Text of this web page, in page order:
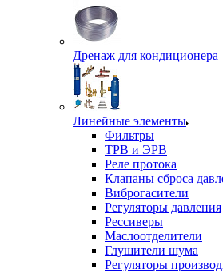
Дренаж для кондиционера
Линейные элементы
Фильтры
ТРВ и ЭРВ
Реле протока
Клапаны сброса
Виброгасители
Регуляторы давления
Рессиверы
Маслоотделители
Глушители шума
Регуляторы